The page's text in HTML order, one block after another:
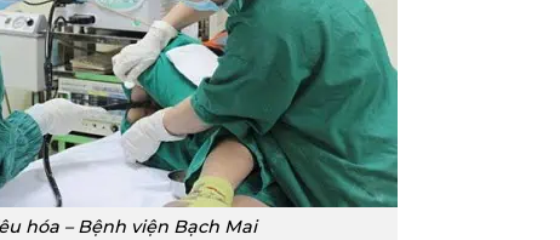
hóa – Bệnh viện Bạch Mai